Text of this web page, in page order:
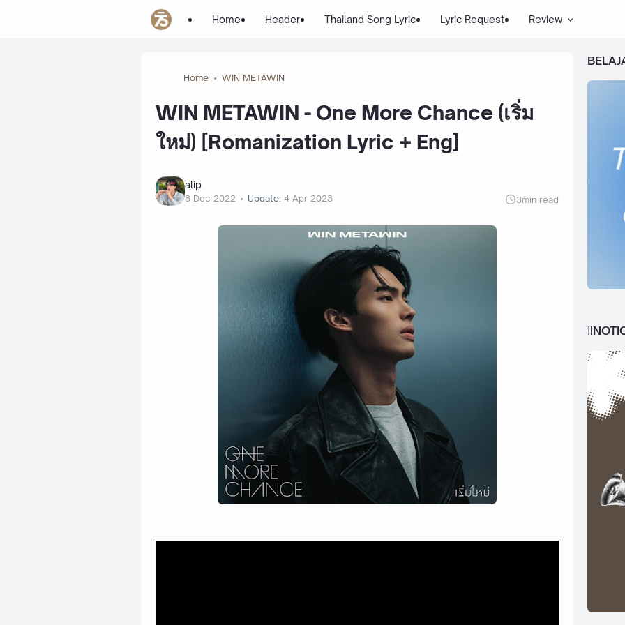
Home Header Thailand Song Lyric Lyric Request Review
Home WIN METAWIN
WIN METAWIN - One More Chance (เริ่ม
ใหม่) [Romanization Lyric + Eng]
alip
8 Dec 2022 Update: 4 Apr 2023 3min read